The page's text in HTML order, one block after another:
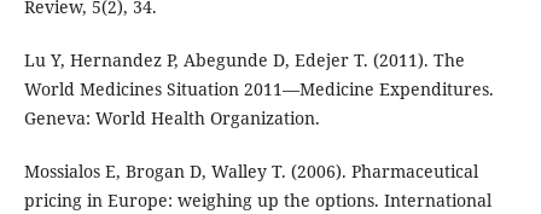
Review, 5(2), 34.
Lu Y, Hernandez P, Abegunde D, Edejer T. (2011). The
World Medicines Situation 2011—Medicine Expenditures.
Geneva: World Health Organization.
Mossialos E, Brogan D, Walley T. (2006). Pharmaceutical
pricing in Europe: weighing up the options. International